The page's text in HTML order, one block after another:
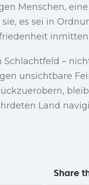
Menschen,
es sei in
inmitten
Schlachtfeld –
unsichtbare
Land
Share